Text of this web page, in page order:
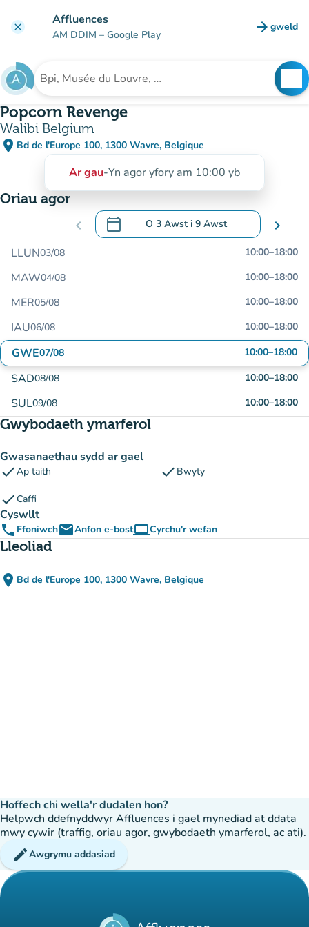
clear Affluences
AM DDIM – Google Play arrow_forward gweld
(tab
Chwilio am sefydliad
Popcorn Revenge
Walibi Belgium
place Bd de l'Europe 100, 1300 Wavre, Belgique
(agor yn Google Maps)
(tab newydd)
Ar gau-Yn agor yfory am 10:00 yb
Oriau agor
chevron_left calendar_today O 3 Awst i 9 Awst
.Agor y calendr i newid dyddiadau chevron_right
LLUN03/08 10:00–18:00
MAW04/08 10:00–18:00
MER05/08 10:00–18:00
IAU06/08 10:00–18:00
GWE07/08 10:00–18:00
SAD08/08 10:00–18:00
SUL09/08 10:00–18:00
Gwybodaeth ymarferol
Gwasanaethau sydd ar gael
checkAp taith check Bwyty
checkCaffi
Cyswllt
phone FfoniwchemailAnfon e-bostcomputerCyrchu'r wefan
(tab newydd)
Lleoliad
place Bd de l'Europe 100, 1300 Wavre, Belgique
(agor yn Google Maps)
(tab newydd)
Hoffech chi wella'r dudalen hon?
Helpwch ddefnyddwyr Affluences i gael mynediad at ddata
mwy cywir (traffig, oriau agor, gwybodaeth ymarferol, ac ati).
editAwgrymu addasiad